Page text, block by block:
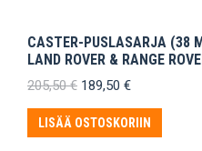
CASTER-PUSLASARJA (38
LAND ROVER & RANGE
205,50€ Alkuperäinen
oli:
205,50 €.
189,50 €Nykyinen
on:
189,50 €.
LISÄÄ OSTOSKORIIN